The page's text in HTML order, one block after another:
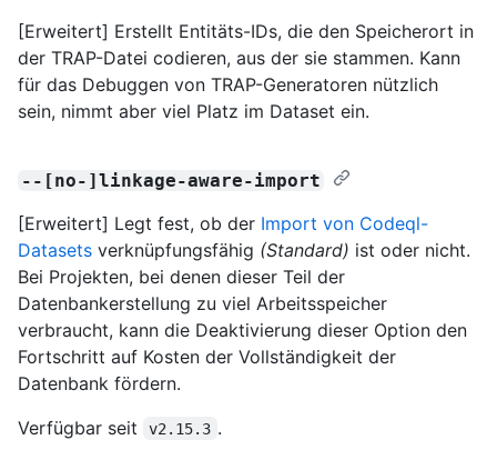
[Erweitert] Erstellt Entitäts-IDs, die den Speicherort in
der TRAP-Datei codieren, aus der sie stammen. Kann
für das Debuggen von TRAP-Generatoren nützlich
sein, nimmt aber viel Platz im Dataset ein.
--[no-]linkage-aware-import
[Erweitert] Legt fest, ob der Import von Codeql-
Datasets verknüpfungsfähig (Standard) ist oder nicht.
Bei Projekten, bei denen dieser Teil der
Datenbankerstellung zu viel Arbeitsspeicher
verbraucht, kann die Deaktivierung dieser Option den
Fortschritt auf Kosten der Vollständigkeit der
Datenbank fördern.
Verfügbar seit
v2.15.3 .